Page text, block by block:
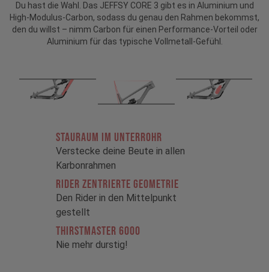
Du hast die Wahl. Das JEFFSY CORE 3 gibt es in Aluminium und
High-Modulus-Carbon, sodass du genau den Rahmen bekommst,
den du willst – nimm Carbon für einen Performance-Vorteil oder
Aluminium für das typische Vollmetall-Gefühl.
STAURAUM im Unterrohr
Verstecke deine Beute in allen
Karbonrahmen
RIDER ZENTRIERTE GEOMETRIE
Den Rider in den Mittelpunkt
gestellt
THIRSTMASTER 6000
Nie mehr durstig!